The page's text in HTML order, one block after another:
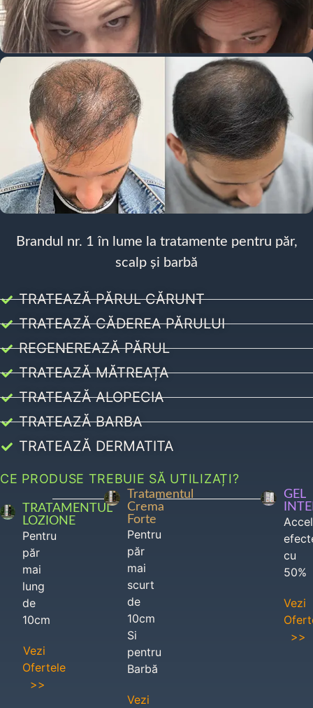
Brandul nr. 1 în lume la tratamente pentru păr,
scalp și barbă
TRATEAZĂ PĂRUL CĂRUNT
TRATEAZĂ CĂDEREA PĂRULUI
REGENEREAZĂ PĂRUL
TRATEAZĂ MĂTREAȚA
TRATEAZĂ ALOPECIA
TRATEAZĂ BARBA
TRATEAZĂ DERMATITA
CE PRODUSE TREBUIE SĂ UTILIZAȚI?
TRATAMENTUL
LOZIONE
Pentru
păr
mai
lung
de
10cm
Vezi
Ofertele
>>
Tratamentul
Crema
Forte
Pentru
păr
mai
scurt
de
10cm
Si
pentru
Barbă
Vezi
GEL
cu
50%
Vezi
>>